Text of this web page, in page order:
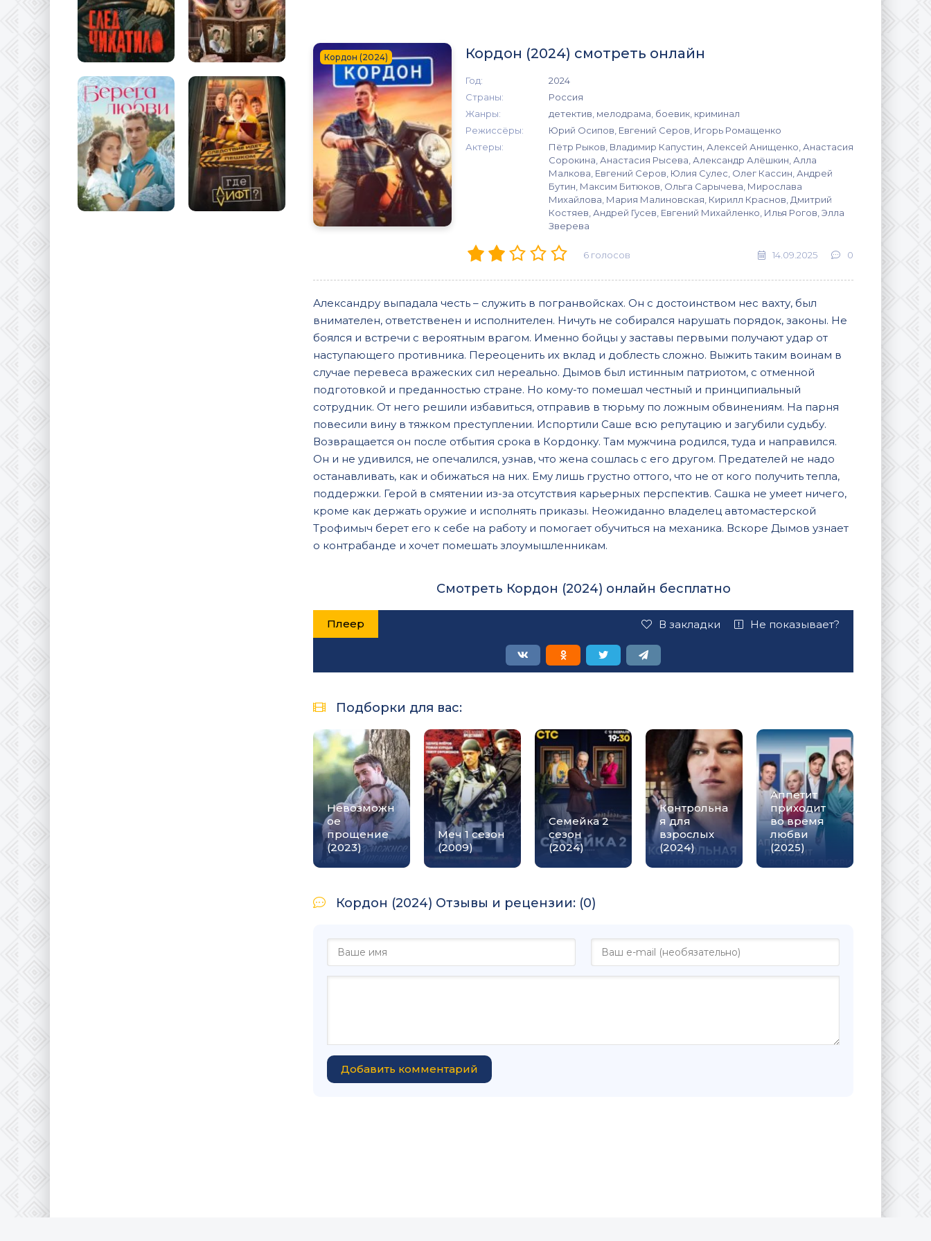
Кордон (2024) Кордон (2024) смотреть онлайн
Год:
2024
Страны:
Россия
Жанры:
детектив, мелодрама, боевик, криминал
Режиссёры:
Юрий Осипов, Евгений Серов, Игорь Ромащенко
Актеры:
Пётр Рыков, Владимир Капустин, Алексей Анищенко, Анастасия
Сорокина, Анастасия Рысева, Александр Алёшкин, Алла
Малкова, Евгений Серов, Юлия Сулес, Олег Кассин, Андрей
Бутин, Максим Битюков, Ольга Сарычева, Мирослава
Михайлова, Мария Малиновская, Кирилл Краснов, Дмитрий
Костяев, Андрей Гусев, Евгений Михайленко, Илья Рогов, Элла
Зверева
6 голосов 14.09.2025 0
Александру выпадала честь – служить в погранвойсках. Он с достоинством нес вахту, был
внимателен, ответственен и исполнителен. Ничуть не собирался нарушать порядок, законы. Не
боялся и встречи с вероятным врагом. Именно бойцы у заставы первыми получают удар от
наступающего противника. Переоценить их вклад и доблесть сложно. Выжить таким воинам в
случае перевеса вражеских сил нереально. Дымов был истинным патриотом, с отменной
подготовкой и преданностью стране. Но кому-то помешал честный и принципиальный
сотрудник. От него решили избавиться, отправив в тюрьму по ложным обвинениям. На парня
повесили вину в тяжком преступлении. Испортили Саше всю репутацию и загубили судьбу.
Возвращается он после отбытия срока в Кордонку. Там мужчина родился, туда и направился.
Он и не удивился, не опечалился, узнав, что жена сошлась с его другом. Предателей не надо
останавливать, как и обижаться на них. Ему лишь грустно оттого, что не от кого получить тепла,
поддержки. Герой в смятении из-за отсутствия карьерных перспектив. Сашка не умеет ничего,
кроме как держать оружие и исполнять приказы. Неожиданно владелец автомастерской
Трофимыч берет его к себе на работу и помогает обучиться на механика. Вскоре Дымов узнает
о контрабанде и хочет помешать злоумышленникам.
Смотреть Кордон (2024) онлайн бесплатно
Плеер В закладки Не показывает?
Подборки для вас:
Невозможн
ое
прощение
(2023)
Меч 1 сезон
(2009)
Семейка 2
сезон
(2024)
Контрольна
я для
взрослых
(2024)
Аппетит
приходит
во время
любви
(2025)
Кордон (2024) Отзывы и рецензии: (0)
Добавить комментарий